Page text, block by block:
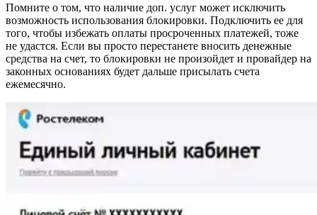
Помните о том, что наличие доп. услуг может исключить
возможность использования блокировки. Подключить ее для
того, чтобы избежать оплаты просроченных платежей, тоже
не удастся. Если вы просто перестанете вносить денежные
средства на счет, то блокировки не произойдет и провайдер на
законных основаниях будет дальше присылать счета
ежемесячно.